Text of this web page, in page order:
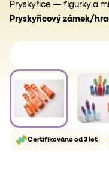
Pryskyřice — figurky a
Pryskyřicový zámek/
Certifikováno od 3 let